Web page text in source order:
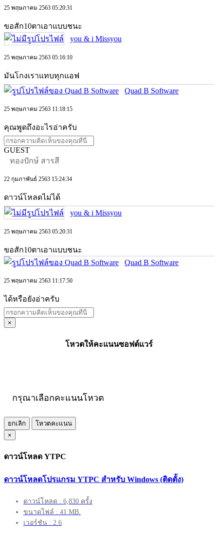
25 พฤษภาคม 2563 05:20:31
ขอสัก10ตาเอาแบบชนะ
you & i Missyou
25 พฤษภาคม 2563 05:16:10
มันโกงเราแทบทุกแอฟ
Quad B Software
25 พฤษภาคม 2563 11:18:15
คุณพูดถึงอะไรอ่าครับ
GUEST
ทองปักษ์ สารสี
22 กุมภาพันธ์ 2563 15:24:34
ดาวน์โหลดไม่ได้
you & i Missyou
25 พฤษภาคม 2563 05:20:31
ขอสัก10ตาเอาแบบชนะ
Quad B Software
25 พฤษภาคม 2563 11:17:50
ได้หรือยังอ่าครับ
×
โหวตให้คะแนนซอฟต์แวร์
กรุณาเลือกคะแนนโหวต
ยกเลิก
โหวตคะแนน
×
ดาวน์โหลด YTPC
ดาวน์โหลดโปรแกรม YTPC สำหรับ Windows (ติดตั้ง)
ดาวน์โหลด : 6,830 ครั้ง
ขนาดไฟล์ : 41 MB.
เวอร์ชัน : 2.6